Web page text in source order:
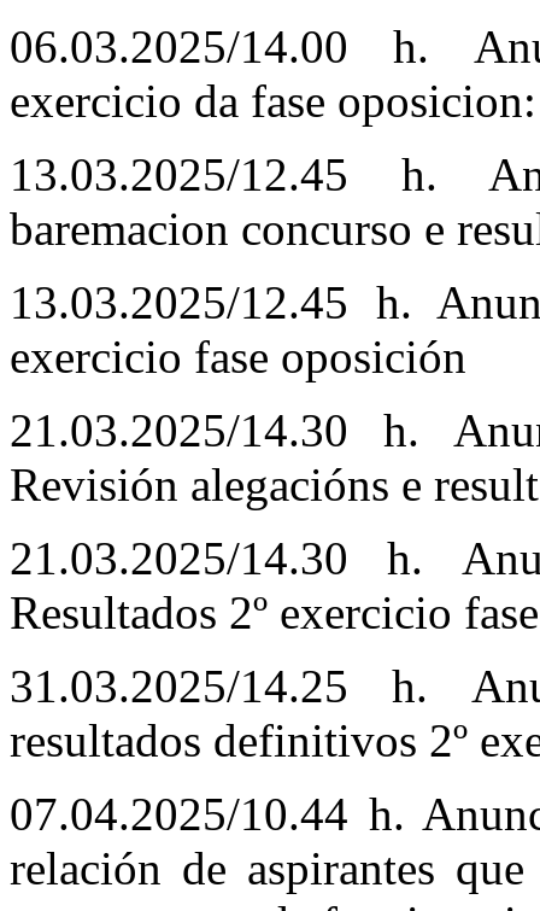
06.03.2025/14.00 h.
exercicio da fase
13.03.2025/12.45 h.
baremacion concurso e
13.03.2025/12.45 h.
exercicio fase oposición
21.03.2025/14.30 h.
Revisión alegacións e
21.03.2025/14.30 h.
Resultados 2º exercicio
31.03.2025/14.25 h.
resultados definitivos 2º
07.04.2025/10.44 h.
relación de aspirantes